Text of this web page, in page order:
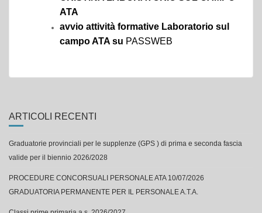
ATA
avvio attività formative Laboratorio sul
campo ATA su PASSWEB
ARTICOLI RECENTI
Graduatorie provinciali per le supplenze (GPS ) di prima e seconda fascia
valide per il biennio 2026/2028
PROCEDURE CONCORSUALI PERSONALE ATA 10/07/2026
GRADUATORIA PERMANENTE PER IL PERSONALE A.T.A.